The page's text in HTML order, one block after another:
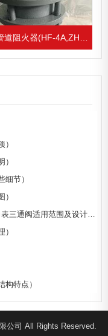
氢气管道阻火器(HF-4A,ZHQ-B)
细节）
）
适用范围及设计制造标准）
特点）
公司 All Rights Reserved.